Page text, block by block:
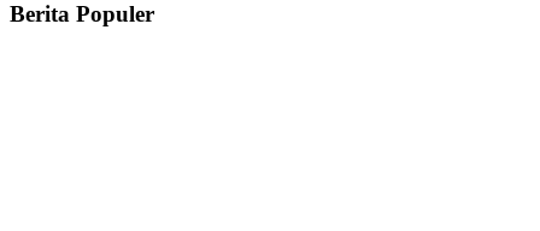
Berita Populer